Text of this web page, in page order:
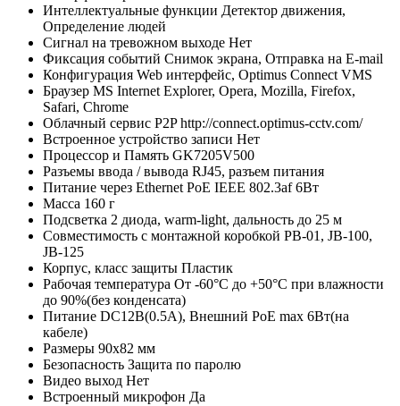
Интеллектуальные функции Детектор движения,
Определение людей
Сигнал на тревожном выходе Нет
Фиксация событий Снимок экрана, Отправка на E-mail
Конфигурация Web интерфейс, Optimus Connect VMS
Браузер MS Internet Explorer, Opera, Mozilla, Firefox,
Safari, Chrome
Облачный сервис P2P http://connect.optimus-cctv.com/
Встроенное устройство записи Нет
Процессор и Память GK7205V500
Разъемы ввода / вывода RJ45, разъем питания
Питание через Ethernet PoE IEEE 802.3af 6Вт
Масса 160 г
Подсветка 2 диода, warm-light, дальность до 25 м
Совместимость с монтажной коробкой PB-01, JB-100,
JB-125
Корпус, класс защиты Пластик
Рабочая температура От -60°С до +50°С при влажности
до 90%(без конденсата)
Питание DC12В(0.5А), Внешний PoE max 6Вт(на
кабеле)
Размеры 90x82 мм
Безопасность Защита по паролю
Видео выход Нет
Встроенный микрофон Да